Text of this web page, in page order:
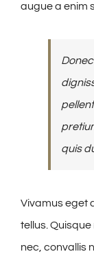
augue a enim
quis
Vivamus eget
tellus.
nec, convallis